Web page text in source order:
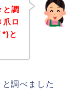
と調
爪ロ
*)と
調べました